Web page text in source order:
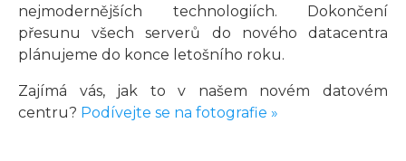
nejmodernějších technologiích. Dokončení
přesunu všech serverů do nového datacentra
plánujeme do konce letošního roku.
Zajímá vás, jak to v našem novém datovém
centru? Podívejte se na fotografie »